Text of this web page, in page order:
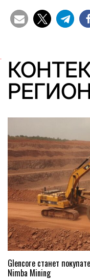
Glencore станет
Nimba Mining